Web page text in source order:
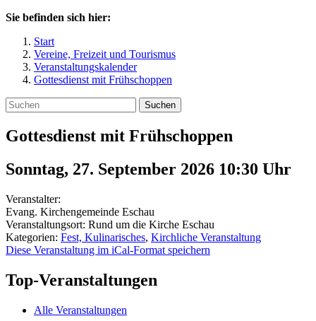
Sie befinden sich hier:
Start
Vereine, Freizeit und Tourismus
Veranstaltungskalender
Gottesdienst mit Frühschoppen
Suchen
Gottesdienst mit Frühschoppen
Sonntag, 27. September 2026 10:30 Uhr
Veranstalter:
Evang. Kirchengemeinde Eschau
Veranstaltungsort: Rund um die Kirche Eschau
Kategorien: Fest, Kulinarisches, Kirchliche Veranstaltung
Diese Veranstaltung im iCal-Format speichern
Top-Veranstaltungen
Alle Veranstaltungen